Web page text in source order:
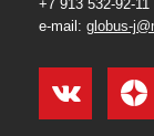
+7 913 532-92-11
e-mail: globus-